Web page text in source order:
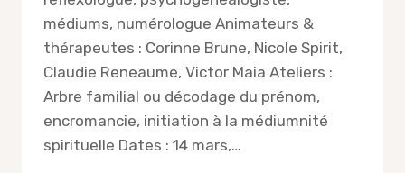
médiums, numérologue Animateurs &
thérapeutes : Corinne Brune, Nicole Spirit,
Claudie Reneaume, Victor Maia Ateliers :
Arbre familial ou décodage du prénom,
encromancie, initiation à la médiumnité
spirituelle Dates : 14 mars,…